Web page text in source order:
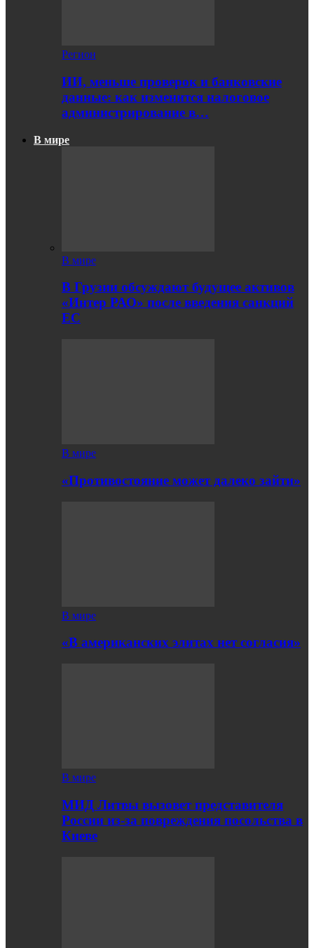
Регион
ИИ, меньше проверок и банковские
данные: как изменится налоговое
администрирование в…
В мире
В мире
В Грузии обсуждают будущее активов
«Интер РАО» после введения санкций
ЕС
В мире
«Противостояние может далеко зайти»
В мире
«В американских элитах нет согласия»
В мире
МИД Литвы вызовет представителя
России из-за повреждения посольства в
Киеве